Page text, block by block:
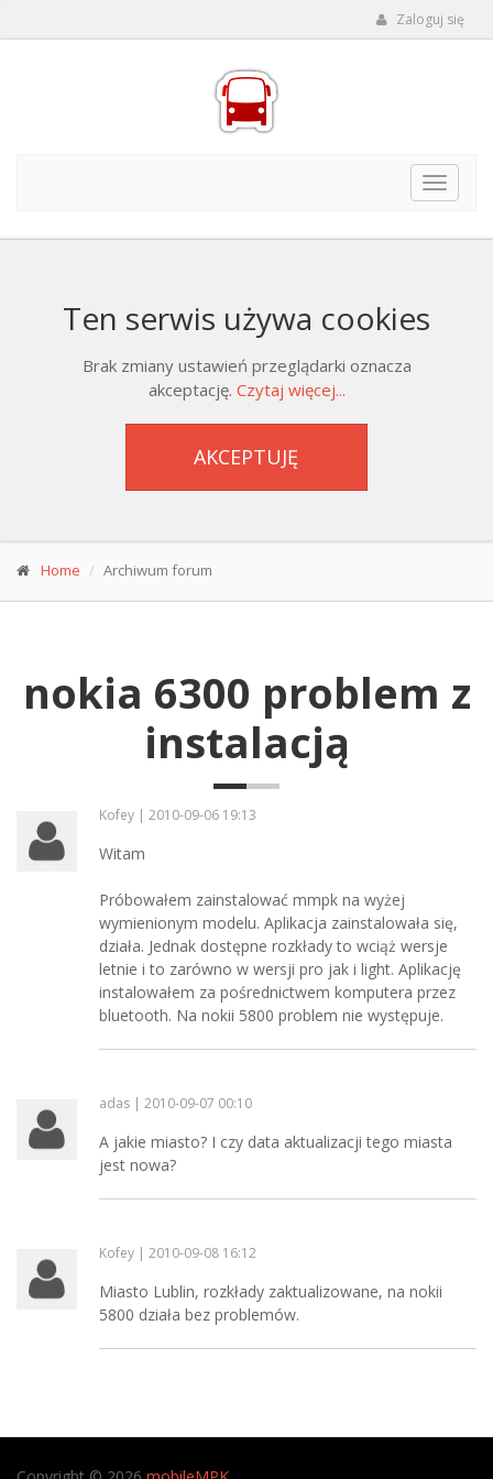
Zaloguj się
Toggle
Ten serwis używa cookies
Brak zmiany ustawień przeglądarki oznacza
akceptację. Czytaj więcej...
AKCEPTUJĘ
Home Archiwum forum
nokia 6300 problem z
instalacją
Kofey | 2010-09-06 19:13
Witam
Próbowałem zainstalować mmpk na wyżej
wymienionym modelu. Aplikacja zainstalowała się,
działa. Jednak dostępne rozkłady to wciąż wersje
letnie i to zarówno w wersji pro jak i light. Aplikację
instalowałem za pośrednictwem komputera przez
bluetooth. Na nokii 5800 problem nie występuje.
adas | 2010-09-07 00:10
A jakie miasto? I czy data aktualizacji tego miasta
jest nowa?
Kofey | 2010-09-08 16:12
Miasto Lublin, rozkłady zaktualizowane, na nokii
5800 działa bez problemów.